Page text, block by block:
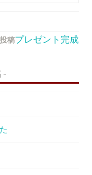
稿プレゼント完成